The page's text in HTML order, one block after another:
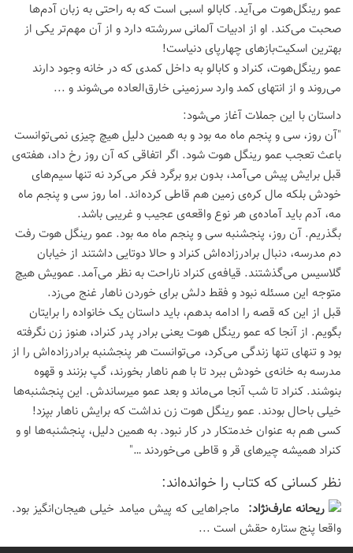
عمو رینگل‌هوت می‌آید. کابالو اسبی است که به راحتی به زبان آدم‌ها
صحبت می‌کند. او از ادبیات آلمانی سررشته دارد و از آن مهم‌تر یکی از
بهترین اسکیت‌بازهای چهارپای دنیاست!
عمو رینگل‌هوت، کنراد و کابالو به داخل کمدی که در خانه وجود دارند
می‌روند و از انتهای کمد وارد سرزمینی خارق‌العاده می‌شوند و ...
داستان با این جملات آغاز می‌شود:
"آن روز، سی و پنجم ماه مه بود و به همین دلیل هیچ چیزی نمی‌توانست
باعث تعجب عمو رینگل هوت شود. اگر اتفاقی که آن روز رخ داد، هفته‌ی
قبل برایش پیش می‌آمد، بدون برو برگرد فکر می‌کرد نه تنها سیم‌های
خودش بلکه مال کره‌ی زمین هم قاطی کرده‌اند. اما روز سی و پنجم ماه
مه، آدم باید آماده‌ی هر نوع واقعه‌ی عجیب و غریبی باشد.
بگذریم. آن روز، پنجشنبه سی و پنجم ماه مه بود. عمو رینگل هوت رفت
دم مدرسه، دنبال برادرزاده‌اش کنراد و حالا دوتایی داشتند از خیابان
گلاسیس می‌گذشتند. قیافه‌ی کنراد ناراحت به نظر می‌آمد. عمویش هیچ
متوجه این مسئله نبود و فقط دلش برای خوردن ناهار غنج می‌زد.
قبل از این که قصه را ادامه بدهم، باید داستان یک خانواده را برایتان
بگویم. از آنجا که عمو رینگل هوت یعنی برادر پدر کنراد، هنوز زن نگرفته
بود و تنهای تنها زندگی می‌کرد، می‌توانست هر پنجشنبه برادرزاده‌اش را از
مدرسه به خانه‌ی خودش ببرد تا با هم ناهار بخورند، گپ بزنند و قهوه
بنوشند. کنراد تا شب آنجا می‌ماند و بعد عمو میرساندش. این پنجشنبه‌ها
خیلی باحال بودند. عمو رینگل هوت زن نداشت که برایش ناهار بپزد!
کسی هم به عنوان خدمتکار در کار نبود. به همین دلیل، پنجشنبه‌ها او و
کنراد همیشه چیرهای قر و قاطی می‌خوردند …"
نظر كسانی كه كتاب را خوانده‌اند:
ريحانه عارف‌نژاد: ماجراهایی که پیش میامد خیلی هیجان‌انگیز بود.
واقعا پنج ستاره حقش است ...